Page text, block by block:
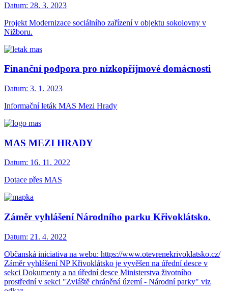
Datum: 28. 3. 2023
Projekt Modernizace sociálního zařízení v objektu sokolovny v
Nižboru.
Finanční podpora pro nízkopříjmové domácnosti
Datum: 3. 1. 2023
Informační leták MAS Mezi Hrady
MAS MEZI HRADY
Datum: 16. 11. 2022
Dotace přes MAS
Záměr vyhlášení Národního parku Křivoklátsko.
Datum: 21. 4. 2022
Občanská iniciativa na webu: https://www.otevrenekrivoklatsko.cz/
Záměr vyhlášení NP Křivoklátsko je vyvěšen na úřední desce v
sekci Dokumenty a na úřední desce Ministerstva životního
prostřední v sekci "Zvláště chráněná území - Národní parky" viz